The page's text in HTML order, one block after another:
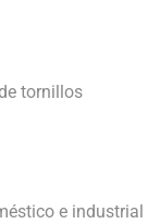
tornillos
e industrial